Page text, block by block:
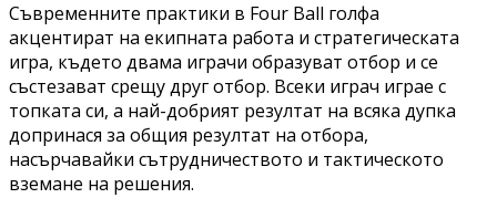
Съвременните практики в Four Ball голфа
акцентират на екипната работа и стратегическата
игра, където двама играчи образуват отбор и се
състезават срещу друг отбор. Всеки играч играе с
топката си, а най-добрият резултат на всяка дупка
допринася за общия резултат на отбора,
насърчавайки сътрудничеството и тактическото
вземане на решения.